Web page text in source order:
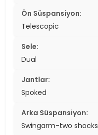
Ön Süspansiyon:
Telescopic
Sele:
Dual
Jantlar:
Spoked
Arka Süspansiyon:
Swingarm-two shocks